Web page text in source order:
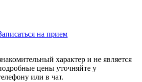
на прием
характер и не является
цены уточняйте у
или в чат.